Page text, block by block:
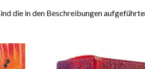
die in den Beschreibungen